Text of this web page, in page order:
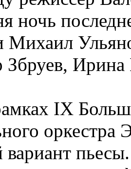
ночь
Михаил
Збруев, Ирина
IX
оркестра
вариант